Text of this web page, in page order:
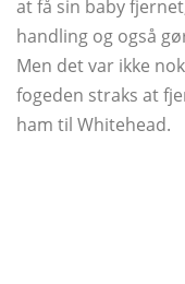
at få sin baby
handling og også
Men det var ikke
fogeden straks at
ham til Whitehead.